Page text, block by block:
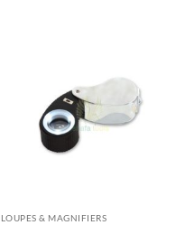
LOUPES & MAGNIFIERS